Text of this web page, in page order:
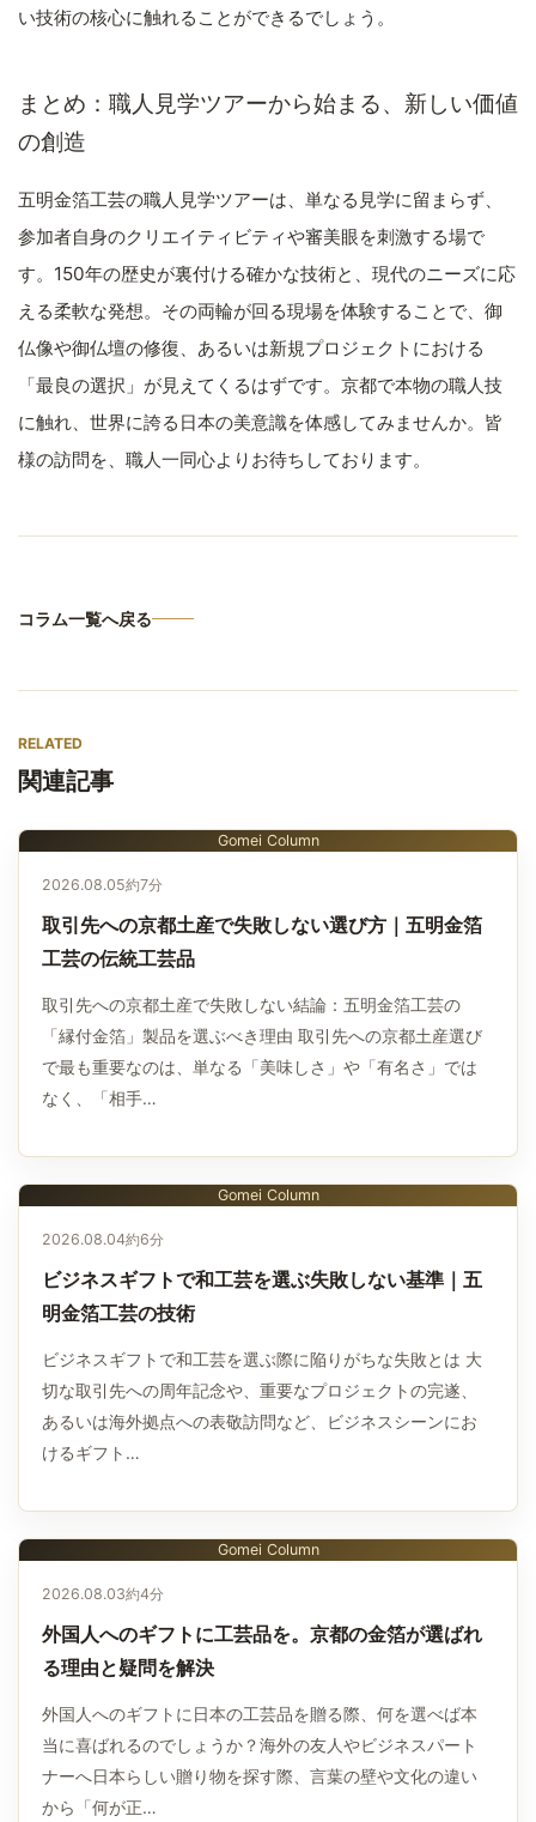
い技術の核心に触れることができるでしょう。
まとめ：職人見学ツアーから始まる、新しい価値
の創造
五明金箔工芸の職人見学ツアーは、単なる見学に留まらず、
参加者自身のクリエイティビティや審美眼を刺激する場で
す。150年の歴史が裏付ける確かな技術と、現代のニーズに応
える柔軟な発想。その両輪が回る現場を体験することで、御
仏像や御仏壇の修復、あるいは新規プロジェクトにおける
「最良の選択」が見えてくるはずです。京都で本物の職人技
に触れ、世界に誇る日本の美意識を体感してみませんか。皆
様の訪問を、職人一同心よりお待ちしております。
コラム一覧へ戻る
RELATED
関連記事
Gomei Column
2026.08.05約7分
取引先への京都土産で失敗しない選び方｜五明金箔
工芸の伝統工芸品
取引先への京都土産で失敗しない結論：五明金箔工芸の
「縁付金箔」製品を選ぶべき理由 取引先への京都土産選び
で最も重要なのは、単なる「美味しさ」や「有名さ」では
なく、「相手…
Gomei Column
2026.08.04約6分
ビジネスギフトで和工芸を選ぶ失敗しない基準｜五
明金箔工芸の技術
ビジネスギフトで和工芸を選ぶ際に陥りがちな失敗とは 大
切な取引先への周年記念や、重要なプロジェクトの完遂、
あるいは海外拠点への表敬訪問など、ビジネスシーンにお
けるギフト…
Gomei Column
2026.08.03約4分
外国人へのギフトに工芸品を。京都の金箔が選ばれ
る理由と疑問を解決
外国人へのギフトに日本の工芸品を贈る際、何を選べば本
当に喜ばれるのでしょうか？海外の友人やビジネスパート
ナーへ日本らしい贈り物を探す際、言葉の壁や文化の違い
から「何が正…